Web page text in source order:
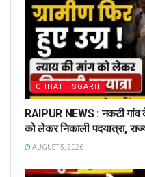
CHHATTISGARH
RAIPUR NEWS : नकटी गांव
को लेकर निकाली पदयात्रा,
AUGUST 5, 2026